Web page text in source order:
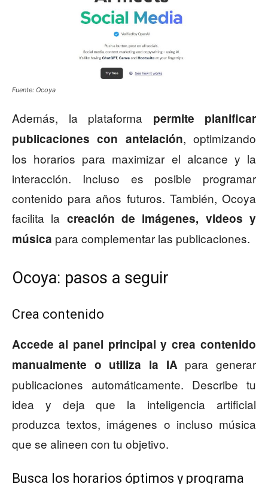
Fuente: Ocoya
Además, la plataforma permite planificar
publicaciones con antelación, optimizando
los horarios para maximizar el alcance y la
interacción. Incluso es posible programar
contenido para años futuros. También, Ocoya
facilita la creación de imágenes, videos y
música para complementar las publicaciones.
Ocoya: pasos a seguir
Crea contenido
Accede al panel principal y crea contenido
manualmente o utiliza la IA para generar
publicaciones automáticamente. Describe tu
idea y deja que la inteligencia artificial
produzca textos, imágenes o incluso música
que se alineen con tu objetivo.
Busca los horarios óptimos y programa